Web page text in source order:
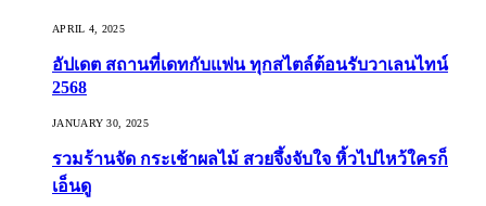
APRIL 4, 2025
อัปเดต สถานที่เดทกับแฟน ทุกสไตล์ต้อนรับวาเลนไทน์
2568
JANUARY 30, 2025
รวมร้านจัด กระเช้าผลไม้ สวยจึ้งจับใจ หิ้วไปไหว้ใครก็
เอ็นดู